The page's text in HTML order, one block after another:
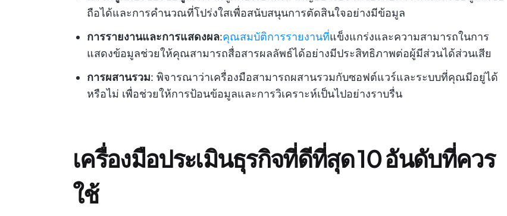
ถือได้และการคำนวณที่โปร่งใสเพื่อสนับสนุนการตัดสินใจอย่างมีข้อมูล
การรายงานและการแสดงผล:คุณสมบัติการรายงานที่แข็งแกร่งและความสามารถในการ
แสดงข้อมูลช่วยให้คุณสามารถสื่อสารผลลัพธ์ได้อย่างมีประสิทธิภาพต่อผู้มีส่วนได้ส่วนเสีย
การผสานรวม: พิจารณาว่าเครื่องมือสามารถผสานรวมกับซอฟต์แวร์และระบบที่คุณมีอยู่ได้
หรือไม่ เพื่อช่วยให้การป้อนข้อมูลและการวิเคราะห์เป็นไปอย่างราบรื่น
เครื่องมือประเมินธุรกิจที่ดีที่สุด 10 อันดับที่ควร
ใช้